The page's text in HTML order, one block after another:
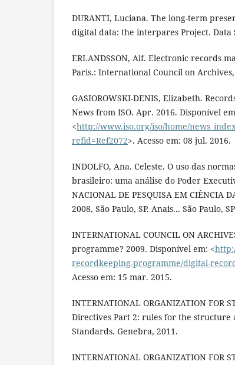
DURANTI, Luciana. The long-term
digital data: the interpares Project. Data
ERLANDSSON, Alf. Electronic records
Paris.: International Council on Archives,
GASIOROWSKI-DENIS, Elizabeth.
News from ISO. Apr. 2016. Disponível
<http://www.iso.org/iso/home/
refid=Ref2072>. Acesso em: 08 jul. 2016.
INDOLFO, Ana. Celeste. O uso das
brasileiro: uma análise do Poder
NACIONAL DE PESQUISA EM CIÊNCIA
2008, São Paulo, SP. Anais... São Paulo,
INTERNATIONAL COUNCIL ON
programme? 2009. Disponível em: <
recordkeeping-programme/digital-
Acesso em: 15 mar. 2015.
INTERNATIONAL ORGANIZATION FOR
Directives Part 2: rules for the
Standards. Genebra, 2011.
INTERNATIONAL ORGANIZATION FOR